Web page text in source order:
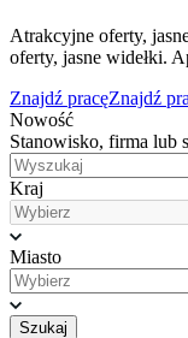
Atrakcyjne oferty,
oferty, jasne widełki.
Znajdź pracęZnajdź
Nowość
Stanowisko, firma lub
Kraj
Miasto
Szukaj